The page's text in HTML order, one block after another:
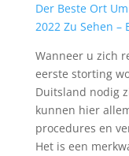
Der Beste Ort
2022 Zu Sehen –
Wanneer u zich
eerste storting
Duitsland nodig
kunnen hier
procedures en
Het is een